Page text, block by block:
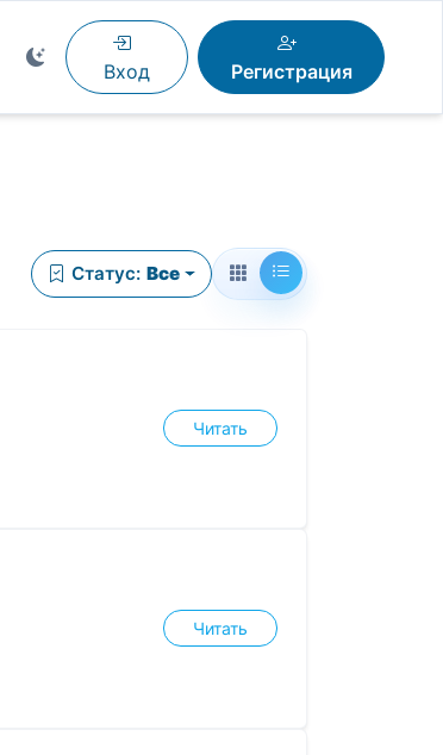
Вход Регистрация
Статус: Все
Читать
Читать